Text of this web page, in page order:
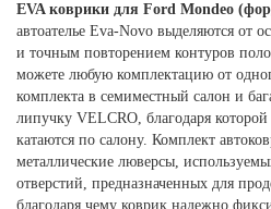
EVA коврики для Ford Mondeo
автоателье Eva-Novo выделяются от
и точным повторением контуров
можете любую комплектацию от
комплекта в семиместный салон и
липучку VELCRO, благодаря
катаются по салону. Комплект
металлические люверсы,
отверстий, предназначенных для
благодаря чему коврик надежно